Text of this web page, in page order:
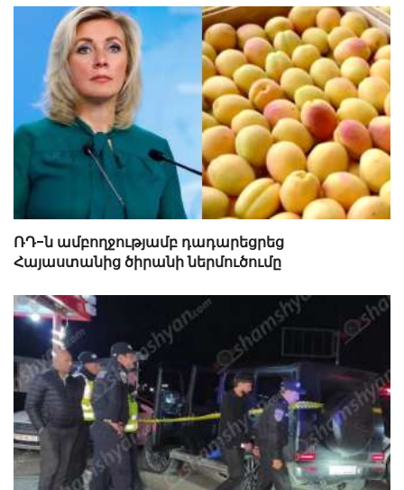
ՌԴ-ն ամբողջությամբ դադարեցրեց
Հայաստանից ծիրանի ներմուծումը